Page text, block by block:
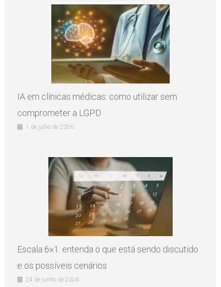
IA em clínicas médicas: como utilizar sem
comprometer a LGPD
1 de julho de 2026
Escala 6×1: entenda o que está sendo discutido
e os possíveis cenários
24 de junho de 2026